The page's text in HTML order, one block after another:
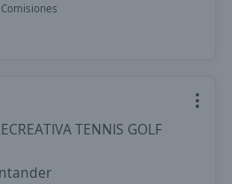
TENNIS GOLF